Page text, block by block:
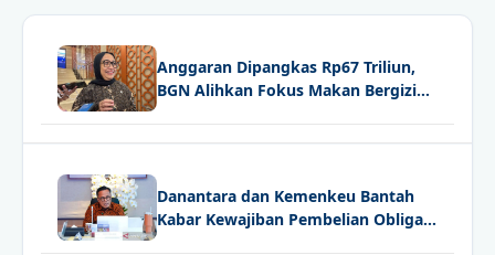
Anggaran Dipangkas Rp67 Triliun,
BGN Alihkan Fokus Makan Bergizi
Gratis ke Daerah Terpencil
Danantara dan Kemenkeu Bantah
Kabar Kewajiban Pembelian Obligasi
Merah Putih